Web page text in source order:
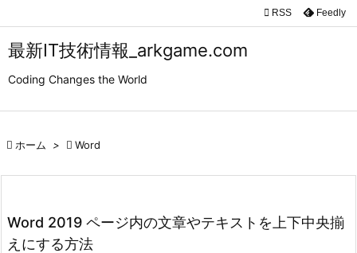
最新IT技術情報_arkgame.com
Coding Changes the World


検索
 RSS Feedly
 ホーム >  Word
Word 2019 ページ内の文章やテキストを上下中央揃
えにする方法